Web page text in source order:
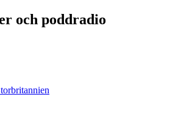
och poddradio